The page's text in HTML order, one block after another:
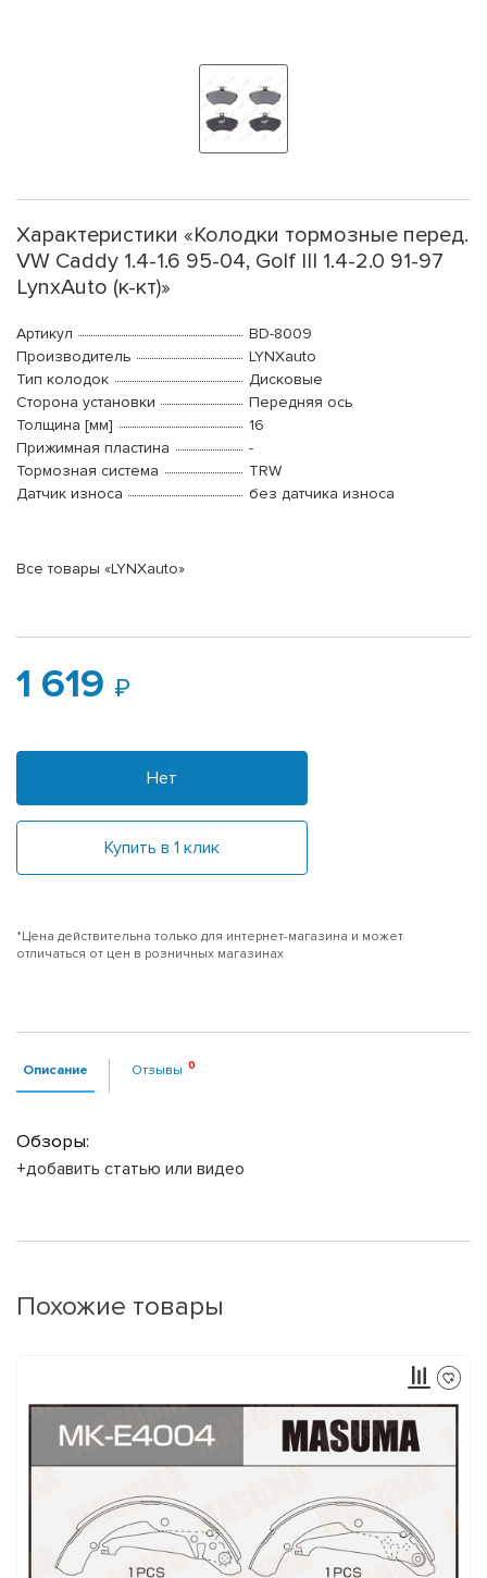
Характеристики «Колодки тормозные перед.
VW Caddy 1.4-1.6 95-04, Golf III 1.4-2.0 91-97
LynxAuto (к-кт)»
Артикул
BD-8009
Производитель
LYNXauto
Тип колодок
Дисковые
Сторона установки
Передняя ось
Толщина [мм]
16
Прижимная пластина
-
Тормозная система
TRW
Датчик износа
без датчика износа
Все товары «LYNXauto»
1 619
Нет
Купить в 1 клик
*Цена действительна только для интернет-магазина и может
отличаться от цен в розничных магазинах
Описание Отзывы
Обзоры:
+добавить статью или видео
Похожие товары